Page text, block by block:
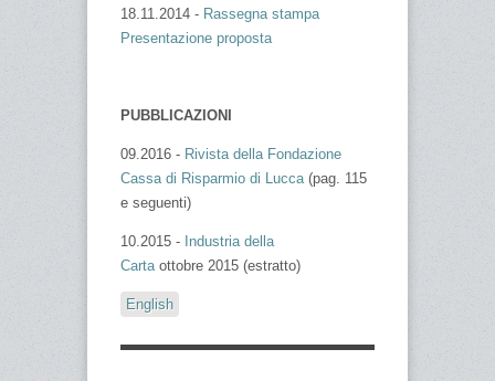
18.11.2014 - Rassegna stampa
Presentazione proposta
PUBBLICAZIONI
09.2016 - Rivista della Fondazione
Cassa di Risparmio di Lucca(pag. 115
e seguenti)
10.2015 - Industria della
Cartaottobre 2015 (estratto)
English